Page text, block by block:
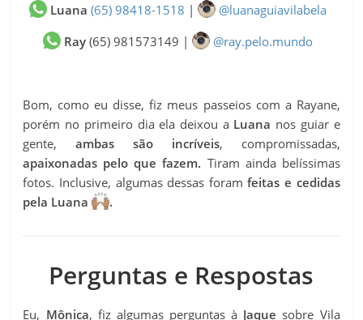
Luana (65) 98418-1518 |
@luanaguiavilabela
Ray (65) 981573149 | @ray.pelo.mundo
Bom, como eu disse, fiz meus passeios com a Rayane,
porém no primeiro dia ela deixou a Luana nos guiar e
gente,ambas são incríveis, compromissadas,
apaixonadas pelo que fazem. Tiram ainda belíssimas
fotos. Inclusive, algumas dessas foramfeitas e cedidas
pela Luana
.
Perguntas e Respostas
Eu, Mônica, fiz algumas perguntas à Jaque sobre Vila